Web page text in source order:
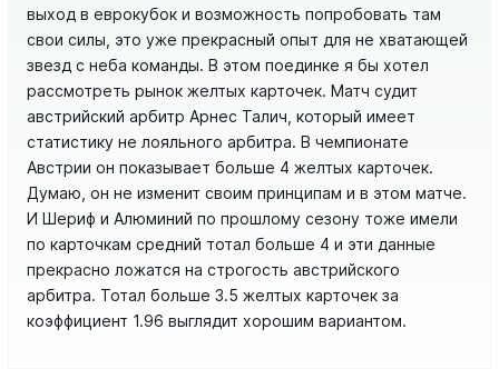
выход в еврокубок и возможность попробовать там
свои силы, это уже прекрасный опыт для не хватающей
звезд с неба команды. В этом поединке я бы хотел
рассмотреть рынок желтых карточек. Матч судит
австрийский арбитр Арнес Талич, который имеет
статистику не лояльного арбитра. В чемпионате
Австрии он показывает больше 4 желтых карточек.
Думаю, он не изменит своим принципам и в этом матче.
И Шериф и Алюминий по прошлому сезону тоже имели
по карточкам средний тотал больше 4 и эти данные
прекрасно ложатся на строгость австрийского
арбитра. Тотал больше 3.5 желтых карточек за
коэффициент 1.96 выглядит хорошим вариантом.